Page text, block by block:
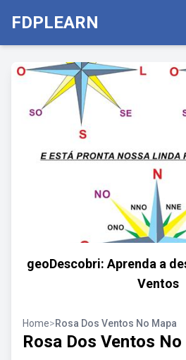
FDPLEARN
geoDescobri: Aprenda a
Ventos
Home>Rosa Dos Ventos No Mapa
Rosa Dos Ventos